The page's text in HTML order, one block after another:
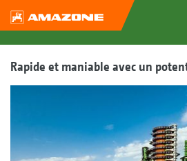
Rapide et maniable avec un